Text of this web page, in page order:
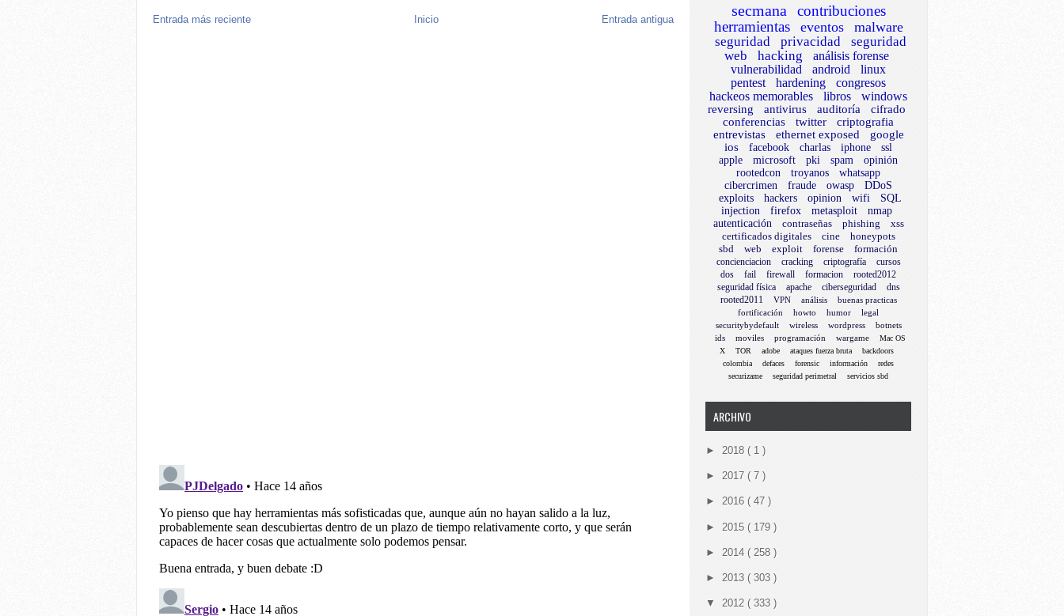
Entrada más reciente Entrada antigua
Inicio
secmana
contribuciones
herramientas
eventos malware
seguridad privacidad
seguridad
web
hacking
análisis forense
vulnerabilidad
android
linux
pentest
hardening
congresos
hackeos memorables
libros windows
reversing antivirus auditoría
cifrado
conferencias
twitter
criptografia
entrevistas
ethernet exposed
google
ios
facebook charlas iphone
ssl
apple
microsoft pki spam
opinión
rootedcon
troyanos
whatsapp
cibercrimen
fraude owasp
DDoS
exploits
hackers opinion wifi
SQL
injection
firefox metasploit
nmap
autenticación
contraseñas phishing
xss
certificados digitales
cine
honeypots
sbd
web exploit forense formación
concienciacion cracking criptografía
cursos
dos
fail firewall formacion
rooted2012
seguridad física
apache ciberseguridad
dns
rooted2011
VPN análisis
buenas practicas
fortificación
howto humor
legal
securitybydefault
wireless wordpress
botnets
ids
moviles programación wargame
Mac OS
X
TOR adobe ataques fuerza bruta
backdoors
colombia
defaces forensic información
redes
securizame
seguridad perimetral servicios sbd
ARCHIVO
► 2018 ( 1 )
► 2017 ( 7 )
► 2016 ( 47 )
► 2015 ( 179 )
► 2014 ( 258 )
► 2013 ( 303 )
▼ 2012 ( 333 )